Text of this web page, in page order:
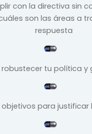
con la directiva sin
son las áreas a
respuesta
tu política y
objetivos para justificar